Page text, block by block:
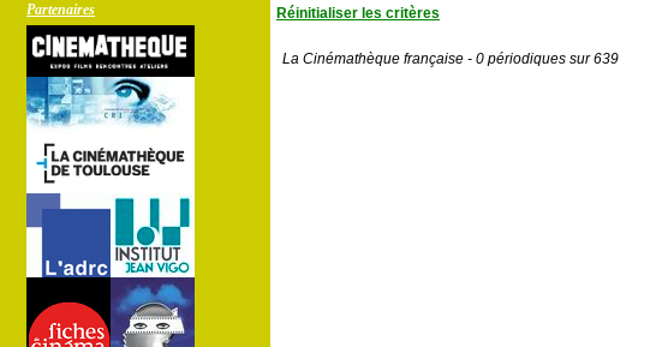
Partenaires
Réinitialiser les critères
La Cinémathèque française - 0 périodiques sur 639